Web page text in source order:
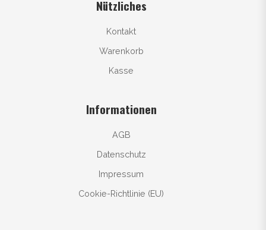
Nützliches
Kontakt
Warenkorb
Kasse
Informationen
AGB
Datenschutz
Impressum
Cookie-Richtlinie (EU)